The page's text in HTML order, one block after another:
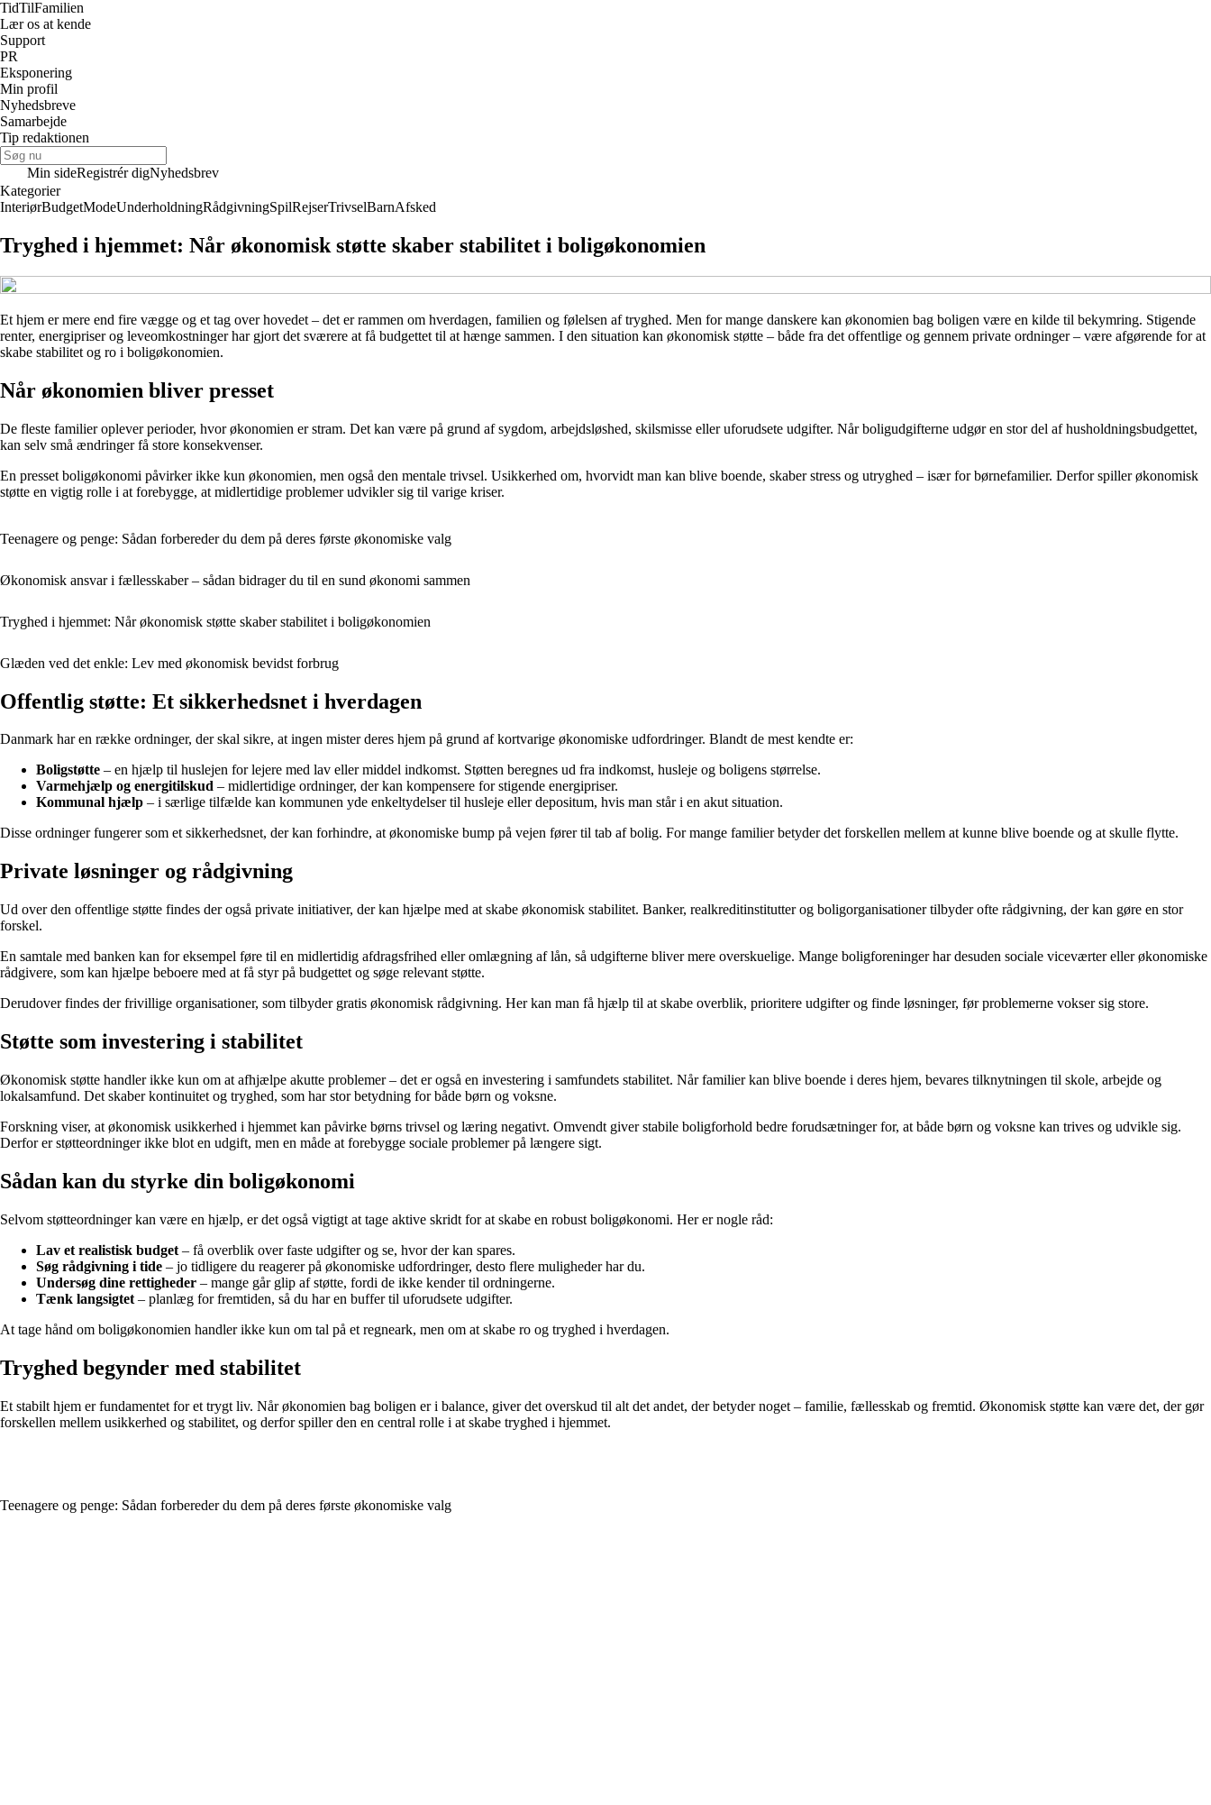
TidTilFamilien
Lær os at kende
Support
PR
Eksponering
Min profil
Nyhedsbreve
Samarbejde
Tip redaktionen
Min sideRegistrér digNyhedsbrev
Kategorier
InteriørBudgetModeUnderholdningRådgivningSpilRejserTrivselBarnAfsked
Tryghed i hjemmet: Når økonomisk støtte skaber stabilitet i boligøkonomien
Et hjem er mere end fire vægge og et tag over hovedet – det er rammen om hverdagen, familien og følelsen af tryghed. Men for mange danskere kan økonomien bag boligen være en kilde til bekymring. Stigende
renter, energipriser og leveomkostninger har gjort det sværere at få budgettet til at hænge sammen. I den situation kan økonomisk støtte – både fra det offentlige og gennem private ordninger – være afgørende for at
skabe stabilitet og ro i boligøkonomien.
Når økonomien bliver presset
De fleste familier oplever perioder, hvor økonomien er stram. Det kan være på grund af sygdom, arbejdsløshed, skilsmisse eller uforudsete udgifter. Når boligudgifterne udgør en stor del af husholdningsbudgettet,
kan selv små ændringer få store konsekvenser.
En presset boligøkonomi påvirker ikke kun økonomien, men også den mentale trivsel. Usikkerhed om, hvorvidt man kan blive boende, skaber stress og utryghed – især for børnefamilier. Derfor spiller økonomisk
støtte en vigtig rolle i at forebygge, at midlertidige problemer udvikler sig til varige kriser.
Teenagere og penge: Sådan forbereder du dem på deres første økonomiske valg
Økonomisk ansvar i fællesskaber – sådan bidrager du til en sund økonomi sammen
Tryghed i hjemmet: Når økonomisk støtte skaber stabilitet i boligøkonomien
Glæden ved det enkle: Lev med økonomisk bevidst forbrug
Offentlig støtte: Et sikkerhedsnet i hverdagen
Danmark har en række ordninger, der skal sikre, at ingen mister deres hjem på grund af kortvarige økonomiske udfordringer. Blandt de mest kendte er:
Boligstøtte – en hjælp til huslejen for lejere med lav eller middel indkomst. Støtten beregnes ud fra indkomst, husleje og boligens størrelse.
Varmehjælp og energitilskud – midlertidige ordninger, der kan kompensere for stigende energipriser.
Kommunal hjælp – i særlige tilfælde kan kommunen yde enkeltydelser til husleje eller depositum, hvis man står i en akut situation.
Disse ordninger fungerer som et sikkerhedsnet, der kan forhindre, at økonomiske bump på vejen fører til tab af bolig. For mange familier betyder det forskellen mellem at kunne blive boende og at skulle flytte.
Private løsninger og rådgivning
Ud over den offentlige støtte findes der også private initiativer, der kan hjælpe med at skabe økonomisk stabilitet. Banker, realkreditinstitutter og boligorganisationer tilbyder ofte rådgivning, der kan gøre en stor
forskel.
En samtale med banken kan for eksempel føre til en midlertidig afdragsfrihed eller omlægning af lån, så udgifterne bliver mere overskuelige. Mange boligforeninger har desuden sociale viceværter eller økonomiske
rådgivere, som kan hjælpe beboere med at få styr på budgettet og søge relevant støtte.
Derudover findes der frivillige organisationer, som tilbyder gratis økonomisk rådgivning. Her kan man få hjælp til at skabe overblik, prioritere udgifter og finde løsninger, før problemerne vokser sig store.
Støtte som investering i stabilitet
Økonomisk støtte handler ikke kun om at afhjælpe akutte problemer – det er også en investering i samfundets stabilitet. Når familier kan blive boende i deres hjem, bevares tilknytningen til skole, arbejde og
lokalsamfund. Det skaber kontinuitet og tryghed, som har stor betydning for både børn og voksne.
Forskning viser, at økonomisk usikkerhed i hjemmet kan påvirke børns trivsel og læring negativt. Omvendt giver stabile boligforhold bedre forudsætninger for, at både børn og voksne kan trives og udvikle sig.
Derfor er støtteordninger ikke blot en udgift, men en måde at forebygge sociale problemer på længere sigt.
Sådan kan du styrke din boligøkonomi
Selvom støtteordninger kan være en hjælp, er det også vigtigt at tage aktive skridt for at skabe en robust boligøkonomi. Her er nogle råd:
Lav et realistisk budget – få overblik over faste udgifter og se, hvor der kan spares.
Søg rådgivning i tide – jo tidligere du reagerer på økonomiske udfordringer, desto flere muligheder har du.
Undersøg dine rettigheder – mange går glip af støtte, fordi de ikke kender til ordningerne.
Tænk langsigtet – planlæg for fremtiden, så du har en buffer til uforudsete udgifter.
At tage hånd om boligøkonomien handler ikke kun om tal på et regneark, men om at skabe ro og tryghed i hverdagen.
Tryghed begynder med stabilitet
Et stabilt hjem er fundamentet for et trygt liv. Når økonomien bag boligen er i balance, giver det overskud til alt det andet, der betyder noget – familie, fællesskab og fremtid. Økonomisk støtte kan være det, der gør
forskellen mellem usikkerhed og stabilitet, og derfor spiller den en central rolle i at skabe tryghed i hjemmet.
Teenagere og penge: Sådan forbereder du dem på deres første økonomiske valg